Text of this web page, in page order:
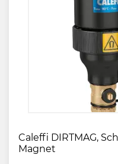
Caleffi DIRTMAG,
Magnet